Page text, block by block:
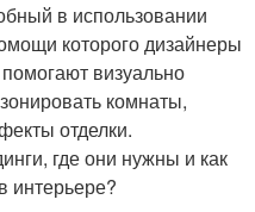
в использовании
которого дизайнеры
визуально
комнаты,
отделки.
где они нужны и как
интерьере?